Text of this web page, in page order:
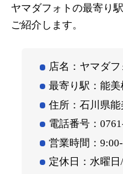
ヤマダフォトの最寄り
ご紹介します。
店名：ヤマダフ
最寄り駅：能
住所：石川県
電話番号：
営業時間：
定休日：水曜日